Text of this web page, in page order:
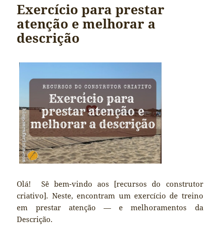
Exercício para prestar
atenção e melhorar a
descrição
Olá! Sê bem-vindo aos [recursos do construtor
criativo]. Neste, encontram um exercício de treino
em prestar atenção — e melhoramentos da
Descrição.